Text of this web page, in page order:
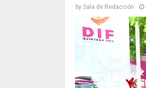
by Sala de Redacción